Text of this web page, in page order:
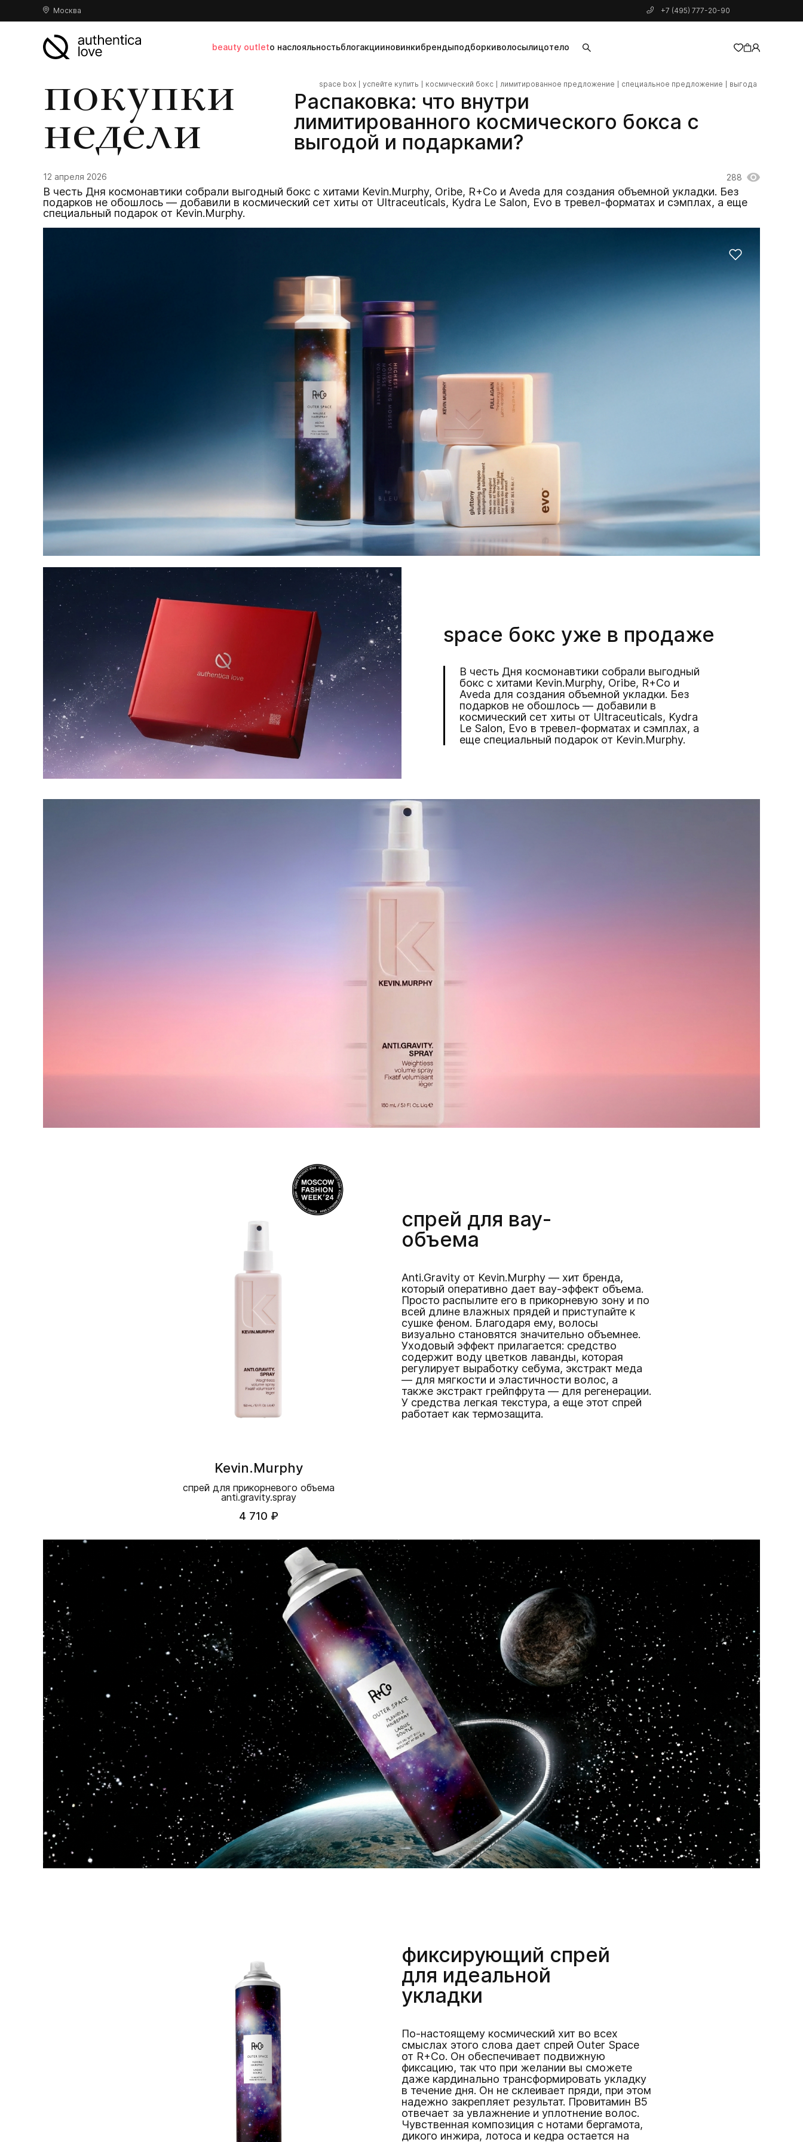
Москва +7 (495) 777-20-90
beauty outletо наслояльностьблогакцииновинкибрендыподборкиволосылицотело
добавлен в корзину
покупки
недели
Распаковка: что внутри
лимитированного космического бокса с
выгодой и подарками?
space box успейте купить космический бокс лимитированное предложение специальное предложение выгода
12 апреля 2026 288
В честь Дня космонавтики собрали выгодный бокс с хитами Kevin.Murphy, Oribe, R+Co и Aveda для создания объемной укладки. Без
подарков не обошлось — добавили в космический сет хиты от Ultraceuticals, Kydra Le Salon, Evo в тревел-форматах и сэмплах, а еще
специальный подарок от Kevin.Murphy.
space бокс уже в продаже
В честь Дня космонавтики собрали выгодный
бокс с хитами Kevin.Murphy, Oribe, R+Co и
Aveda для создания объемной укладки. Без
подарков не обошлось — добавили в
космический сет хиты от Ultraceuticals, Kydra
Le Salon, Evo в тревел-форматах и сэмплах, а
еще специальный подарок от Kevin.Murphy.
Kevin.Murphy
спрей для прикорневого объема
anti.gravity.spray
4 710 ₽
спрей для вау-
объема
Anti.Gravity от Kevin.Murphy — хит бренда,
который оперативно дает вау-эффект объема.
Просто распылите его в прикорневую зону и по
всей длине влажных прядей и приступайте к
сушке феном. Благодаря ему, волосы
визуально становятся значительно объемнее.
Уходовый эффект прилагается: средство
содержит воду цветков лаванды, которая
регулирует выработку себума, экстракт меда
— для мягкости и эластичности волос, а
также экстракт грейпфрута — для регенерации.
У средства легкая текстура, а еще этот спрей
работает как термозащита.
фиксирующий спрей
для идеальной
укладки
По-настоящему космический хит во всех
смыслах этого слова дает спрей Outer Space
от R+Co. Он обеспечивает подвижную
фиксацию, так что при желании вы сможете
даже кардинально трансформировать укладку
в течение дня. Он не склеивает пряди, при этом
надежно закрепляет результат. Провитамин В5
отвечает за увлажнение и уплотнение волос.
Чувственная композиция с нотами бергамота,
дикого инжира, лотоса и кедра остается на